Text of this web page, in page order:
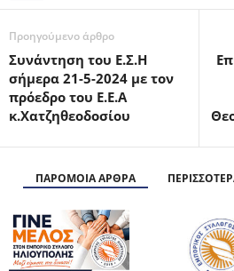
Προηγούμενο άρθρο
Συνάντηση του Ε.Σ.Η
σήμερα 21-5-2024 με τον
πρόεδρο του Ε.Ε.Α
κ.Χατζηθεοδοσίου
ΠΑΡΟΜΟΙΑ ΑΡΘΡΑ